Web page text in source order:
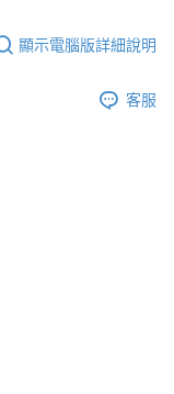
顯示電腦版詳細說明
客服